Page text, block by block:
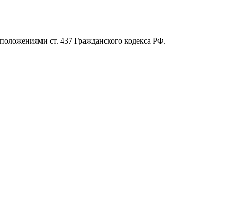
ст. 437 Гражданского кодекса РФ.